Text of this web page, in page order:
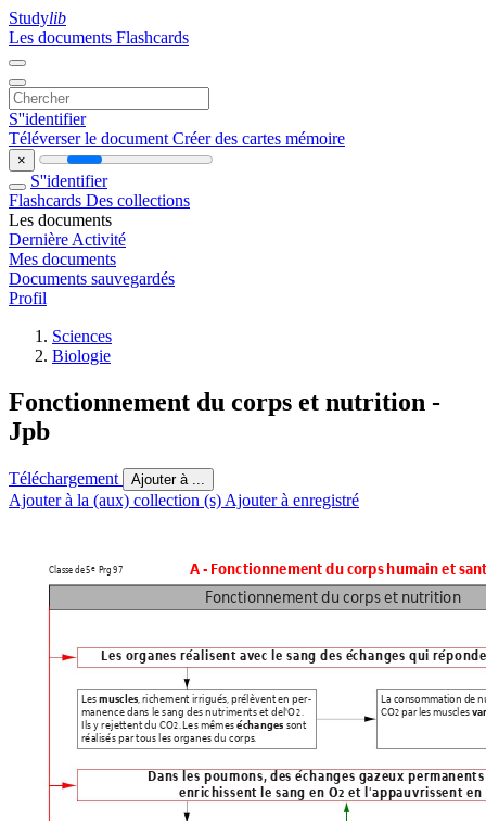
Studylib
Les documents Flashcards
S''identifier
Téléverser le document Créer des cartes mémoire
×
S''identifier
Flashcards Des collections
Les documents
Dernière Activité
Mes documents
Documents sauvegardés
Profil
Sciences
Biologie
Fonctionnement du corps et nutrition -
Jpb
Téléchargement Ajouter à ...
Ajouter à la (aux) collection (s) Ajouter à enregistré
Fonctionnement du corps et nutrition
Les organes réalisent avec le sang des échanges qui
A - Fonctionnement du corps humain et san
Dans les poumons, des échanges gazeux
enrichissent le sang en O2 et l'appauvrissent en
Classe de5e Prg 97
La consommation de
CO2 par les muscles
Lesmuscles, richement irrigués, prélèvent en per-
manence dans le sang des nutriments et del'O2.
Ils y rejettent du CO2. Les mêmes échanges sont
réalisés par tous les organes du corps.